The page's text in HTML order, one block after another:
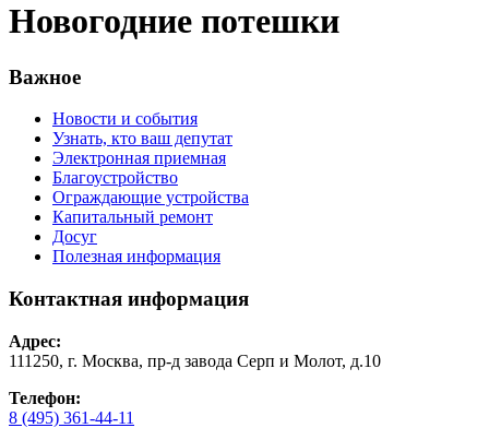
Новогодние потешки
Важное
Новости и события
Узнать, кто ваш депутат
Электронная приемная
Благоустройство
Ограждающие устройства
Капитальный ремонт
Досуг
Полезная информация
Контактная информация
Адрес:
111250, г. Москва, пр-д завода Серп и Молот, д.10
Телефон:
8 (495) 361-44-11